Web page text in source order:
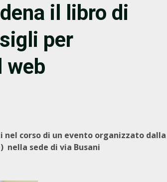
il libro di
per
web
corso di un evento organizzato dalla
nella sede di via Busani